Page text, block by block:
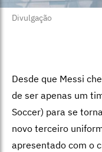
Divulgação
Desde que Messi
de ser apenas um
Soccer) para se
novo terceiro
apresentado com o